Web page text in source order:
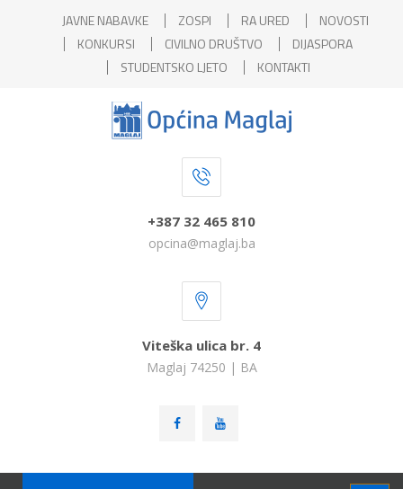
JAVNE NABAVKE ZOSPI RA URED
NOVOSTI
KONKURSI
CIVILNO DRUŠTVO
DIJASPORA
STUDENTSKO LJETO
KONTAKTI
+387 32 465 810
opcina@maglaj.ba
Viteška ulica br. 4
Maglaj 74250 | BA